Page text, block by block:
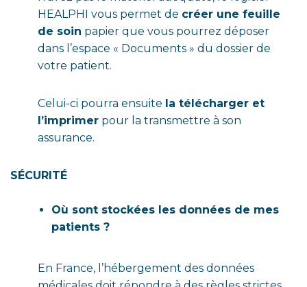
HEALPHI vous permet de créer une feuille
de soin papier que vous pourrez déposer
dans l’espace « Documents » du dossier de
votre patient.
Celui-ci pourra ensuite la télécharger et
l’imprimer pour la transmettre à son
assurance.
SÉCURITÉ
Où sont stockées les données de mes
patients ?
En France, l’hébergement des données